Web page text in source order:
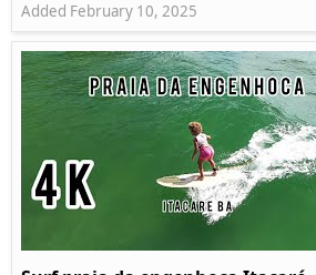
Added February 10, 2025